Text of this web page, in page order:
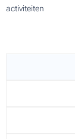
activiteiten